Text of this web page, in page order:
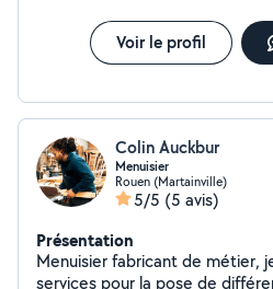
Voir le profil
Colin Auckbur
Menuisier
Rouen (Martainville)
5/5 (5 avis)
Présentation
Menuisier fabricant de métier,
services pour la pose de